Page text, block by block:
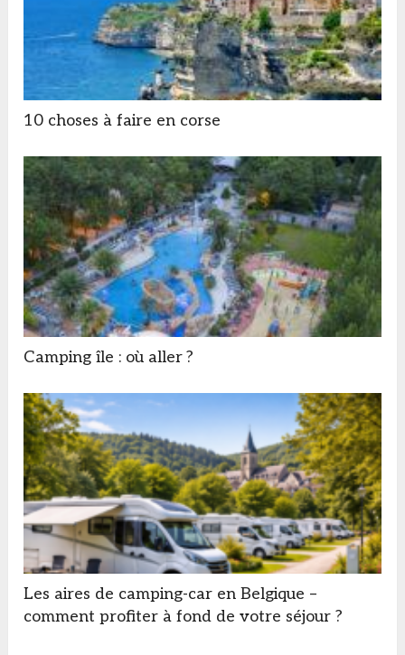
10 choses à faire en corse
Camping île : où aller ?
Les aires de camping-car en Belgique –
comment profiter à fond de votre séjour ?